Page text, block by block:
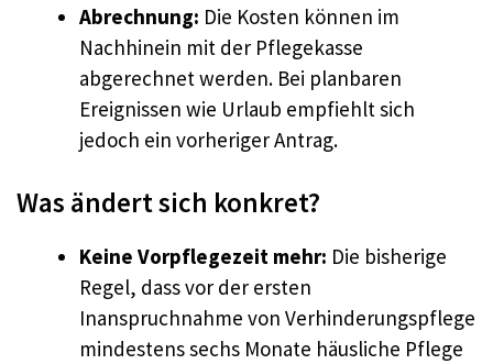
Abrechnung: Die Kosten können im
Nachhinein mit der Pflegekasse
abgerechnet werden. Bei planbaren
Ereignissen wie Urlaub empfiehlt sich
jedoch ein vorheriger Antrag.
Was ändert sich konkret?
Keine Vorpflegezeit mehr: Die bisherige
Regel, dass vor der ersten
Inanspruchnahme von Verhinderungspflege
mindestens sechs Monate häusliche Pflege